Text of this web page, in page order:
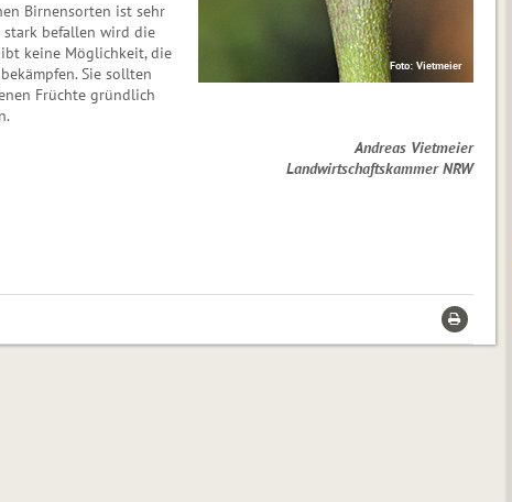
Foto: Vietmeier
Birnensorten ist sehr
stark befallen wird die
keine Möglichkeit, die
Sie sollten
Früchte gründlich
Andreas Vietmeier
Landwirtschaftskammer NRW